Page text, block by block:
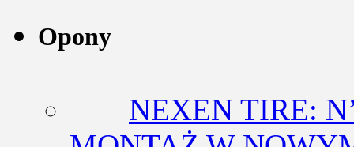
Opony
NEXEN TIRE: